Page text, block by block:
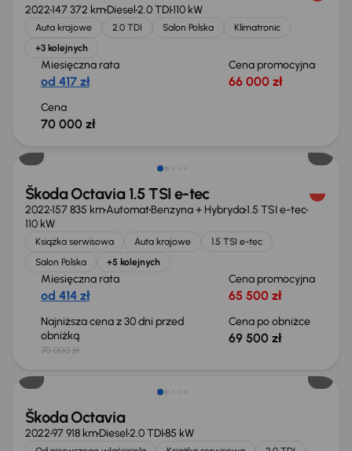
2022147 372 kmDiesel2.0 TDI110 kW
Auta krajowe 2.0 TDI Salon Polska
Klimatronic
+3 kolejnych
Miesięczna rata
od 417 zł
Cena promocyjna
66 000 zł
Cena
70 000 zł
Škoda Octavia 1.5 TSI e-tec
2022157 835 kmAutomatBenzyna + Hybryda1.5 TSI e-tec
110 kW
Książka serwisowa Auta krajowe
1.5 TSI e-tec
Salon Polska
+5 kolejnych
Miesięczna rata
od 414 zł
Cena promocyjna
65 500 zł
Najniższa cena z 30 dni przed
obniżką
70 000 zł
Cena po obniżce
69 500 zł
Możliwość odliczenia VAT
Škoda Octavia
202297 918 kmDiesel2.0 TDI85 kW